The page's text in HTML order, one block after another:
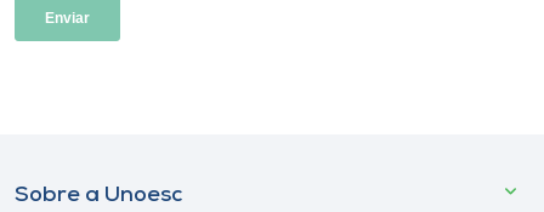
Sobre a Unoesc